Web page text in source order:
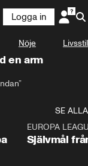
Logga in
Nöje Livsstil
en arm
SE ALLA
EUROPA
Självmål